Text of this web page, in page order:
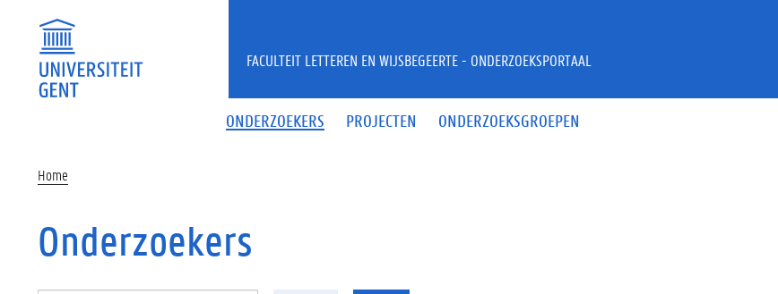
ONDERZOEKERS PROJECTEN ONDERZOEKSGROEPEN
FACULTEIT LETTEREN EN WIJSBEGEERTE - ONDERZOEKSPORTAAL
Home
Onderzoekers